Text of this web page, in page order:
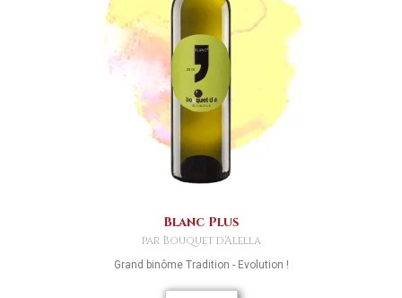
Blanc Plus
par Bouquet d'Alella
Grand binôme Tradition - Evolution !